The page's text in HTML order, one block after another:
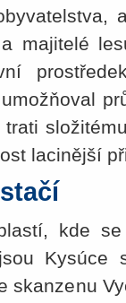
majitelé
lacinější
kde
skanzenu